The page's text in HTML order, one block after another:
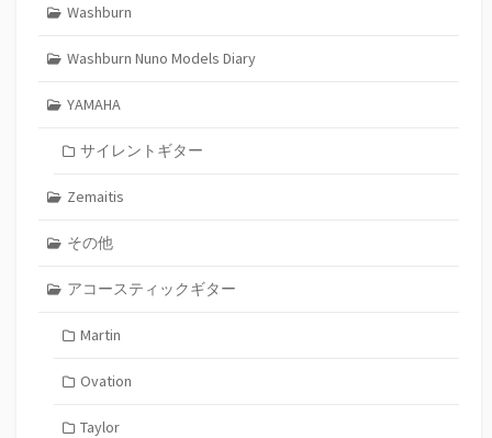
Washburn
Washburn Nuno Models Diary
YAMAHA
サイレントギター
Zemaitis
その他
アコースティックギター
Martin
Ovation
Taylor